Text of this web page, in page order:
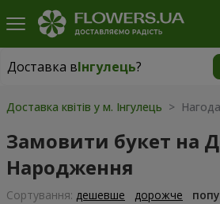
Доставка вІнгулець?
Доставка вІнгулець|
Доставка квітів у м. Інгулець >
Замовити букет на
Народження
Сортування: дешевше дорожче